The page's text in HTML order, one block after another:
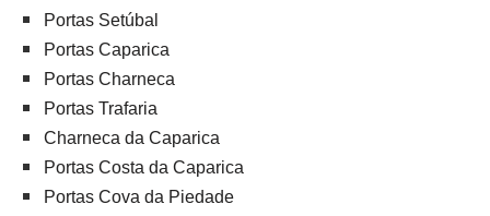
Portas Setúbal
Portas Caparica
Portas Charneca
Portas Trafaria
Charneca da Caparica
Portas Costa da Caparica
Portas Cova da Piedade